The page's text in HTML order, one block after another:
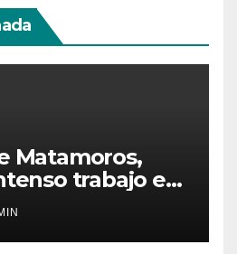
Matamoros,
trabajo en